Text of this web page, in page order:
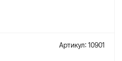
Артикул: 10901